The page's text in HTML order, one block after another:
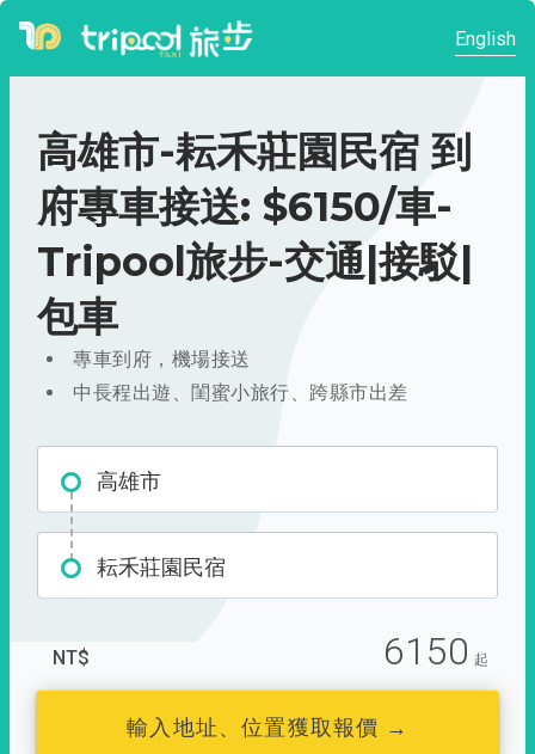
English
高雄市-耘禾莊園民宿 到
府專車接送: $6150/車-
Tripool旅步-交通|接駁|
包車
專車到府，機場接送
中長程出遊、閨蜜小旅行、跨縣市出差
高雄市
耘禾莊園民宿
NT$ 6150 起
輸入地址、位置獲取報價 →